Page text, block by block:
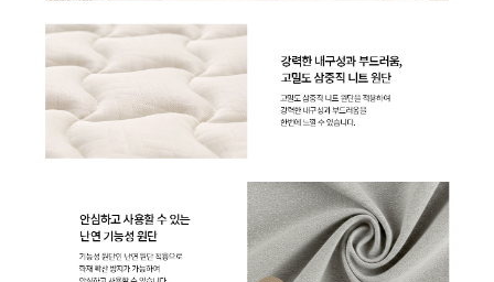
AP-10H4051B0 | 29,900
AP-40H8250 | 52,900
AP-30H8260 | 39,900